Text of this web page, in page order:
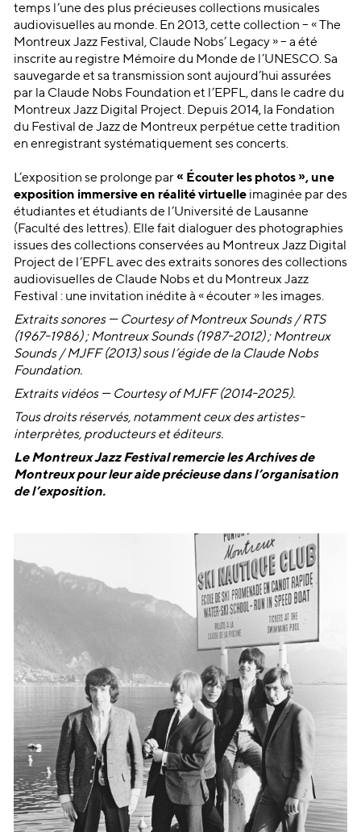
temps l’une des plus précieuses collections musicales
audiovisuelles au monde. En 2013, cette collection – « The
Montreux Jazz Festival, Claude Nobs’ Legacy » – a été
inscrite au registre Mémoire du Monde de l’UNESCO. Sa
sauvegarde et sa transmission sont aujourd’hui assurées
par la Claude Nobs Foundation et l’EPFL, dans le cadre du
Montreux Jazz Digital Project. Depuis 2014, la Fondation
du Festival de Jazz de Montreux perpétue cette tradition
en enregistrant systématiquement ses concerts.
L’exposition se prolonge par « Écouter les photos », une
exposition immersive en réalité virtuelle imaginée par des
étudiantes et étudiants de l’Université de Lausanne
(Faculté des lettres). Elle fait dialoguer des photographies
issues des collections conservées au Montreux Jazz Digital
Project de l’EPFL avec des extraits sonores des collections
audiovisuelles de Claude Nobs et du Montreux Jazz
Festival : une invitation inédite à « écouter » les images.
Extraits sonores — Courtesy of Montreux Sounds / RTS
(1967-1986) ; Montreux Sounds (1987-2012) ; Montreux
Sounds / MJFF (2013) sous l’égide de la Claude Nobs
Foundation.
Extraits vidéos — Courtesy of MJFF (2014-2025).
Tous droits réservés, notamment ceux des artistes-
interprètes, producteurs et éditeurs.
Le Montreux Jazz Festival remercie les Archives de
Montreux pour leur aide précieuse dans l’organisation
de l’exposition.